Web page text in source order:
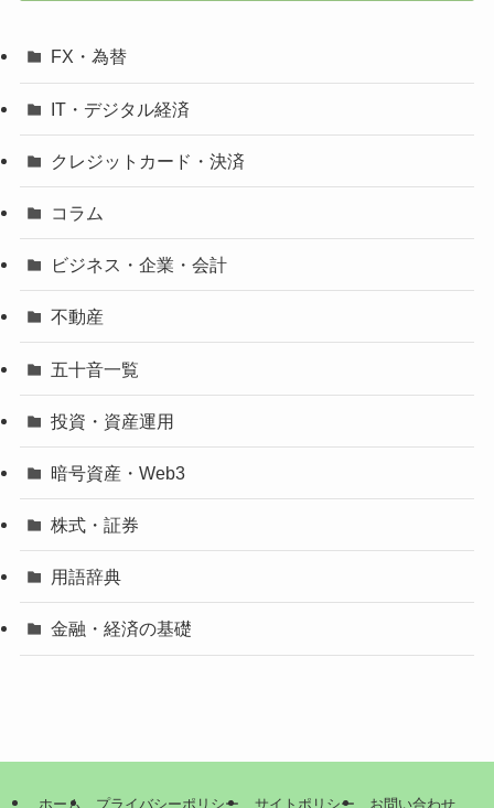
FX・為替
IT・デジタル経済
クレジットカード・決済
コラム
ビジネス・企業・会計
不動産
五十音一覧
投資・資産運用
暗号資産・Web3
株式・証券
用語辞典
金融・経済の基礎
ホーム プライバシーポリシー サイトポリシー お問い合わせ